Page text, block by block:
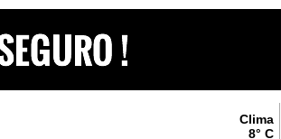
Clima
8° C